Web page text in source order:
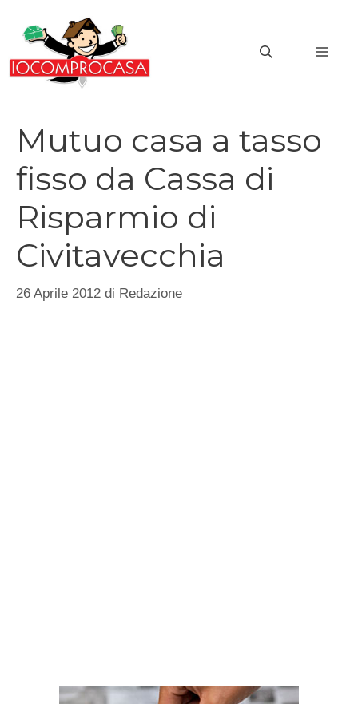
contenuto
Mutuo casa a tasso
fisso da Cassa di
Risparmio di
Civitavecchia
26 Aprile 2012 di Redazione